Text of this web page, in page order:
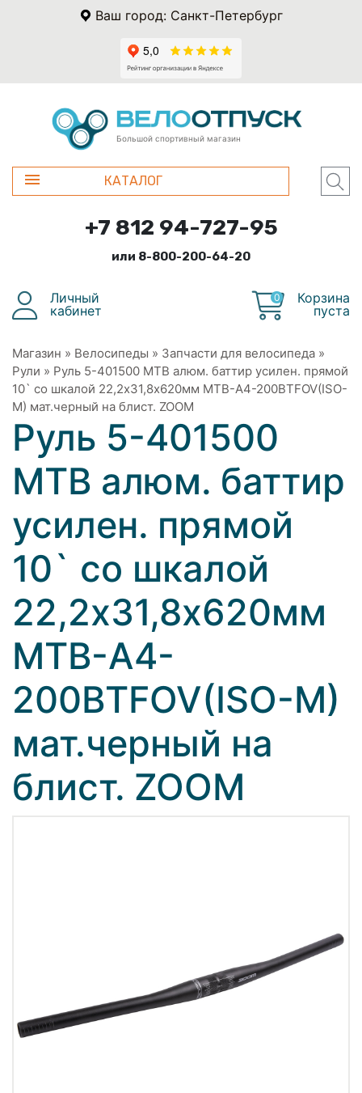
Ваш город: Санкт-Петербург
Большой спортивный магазин
КАТАЛОГ
+7 812 94-727-95
или 8-800-200-64-20
Личный
кабинет
0
Корзина
пуста
Магазин » Велосипеды » Запчасти для велосипеда »
Рули » Руль 5-401500 MTB алюм. баттир усилен. прямой
10` со шкалой 22,2х31,8х620мм MTB-A4-200BTFOV(ISO-
M) мат.черный на блист. ZOOM
Руль 5-401500
MTB алюм. баттир
усилен. прямой
10` со шкалой
22,2х31,8х620мм
MTB-A4-
200BTFOV(ISO-M)
мат.черный на
блист. ZOOM